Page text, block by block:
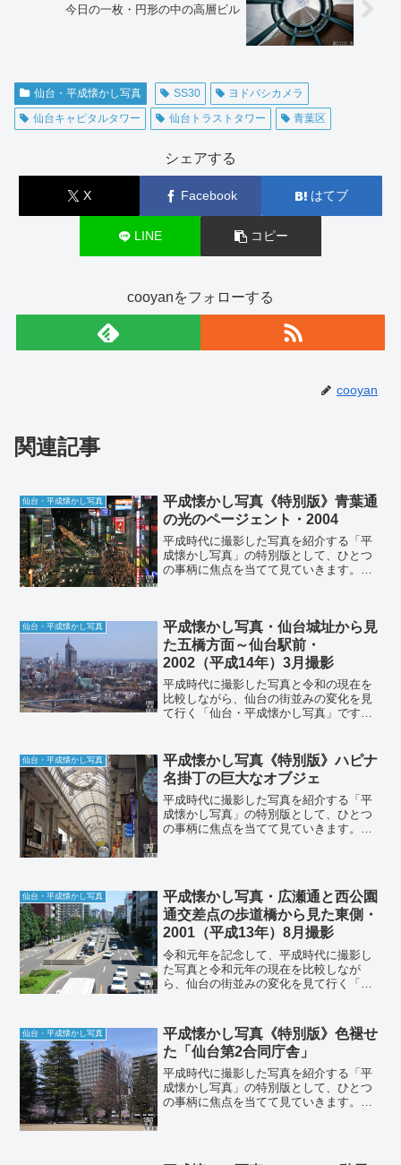
今日の一枚・円形の中の高層ビル
仙台・平成懐かし写真 SS30
ヨドバシカメラ
仙台キャピタルタワー
仙台トラストタワー 青葉区
シェアする
X Facebook はてブ
LINE コピー
cooyanをフォローする
cooyan
関連記事
仙台・平成懐かし写真
平成懐かし写真《特別版》青葉通
の光のページェント・2004
平成時代に撮影した写真を紹介する「平
成懐かし写真」の特別版として、ひとつ
の事柄に焦点を当てて見ていきます。今
1986年に始...
仙台・平成懐かし写真
平成懐かし写真・仙台城址から見
た五橋方面～仙台駅前・
2002（平成14年）3月撮影
平成時代に撮影した写真と令和の現在を
比較しながら、仙台の街並みの変化を見
て行く「仙台・平成懐かし写真」です。
向の風景を分けて、それぞれの詳細を見
ていきたいと思います。今...
仙台・平成懐かし写真
平成懐かし写真《特別版》ハピナ
名掛丁の巨大なオブジェ
平成時代に撮影した写真を紹介する「平
成懐かし写真」の特別版として、ひとつ
の事柄に焦点を当てて見ていきます。今
名掛丁のアーケードに...
仙台・平成懐かし写真
平成懐かし写真・広瀬通と西公園
通交差点の歩道橋から見た東側・
2001（平成13年）8月撮影
令和元年を記念して、平成時代に撮影し
た写真と令和元年の現在を比較しなが
ら、仙台の街並みの変化を見て行く「仙
ら見た広瀬通の風景です。2001年（平成
13年）8月撮影歩道橋...
仙台・平成懐かし写真
平成懐かし写真《特別版》色褪せ
た「仙台第2合同庁舎」
平成時代に撮影した写真を紹介する「平
成懐かし写真」の特別版として、ひとつ
の事柄に焦点を当てて見ていきます。今